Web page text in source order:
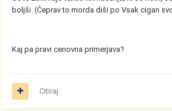
boljši. (Čeprav to morda diši po Vsak cigan
Kaj pa pravi cenovna primerjava?
Citiraj